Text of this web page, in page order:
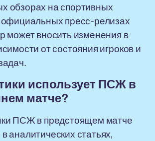
обзорах на спортивных
официальных пресс-релизах
может вносить изменения в
от состояния игроков и
использует ПСЖ в
матче?
ПСЖ в предстоящем матче
аналитических статьях,